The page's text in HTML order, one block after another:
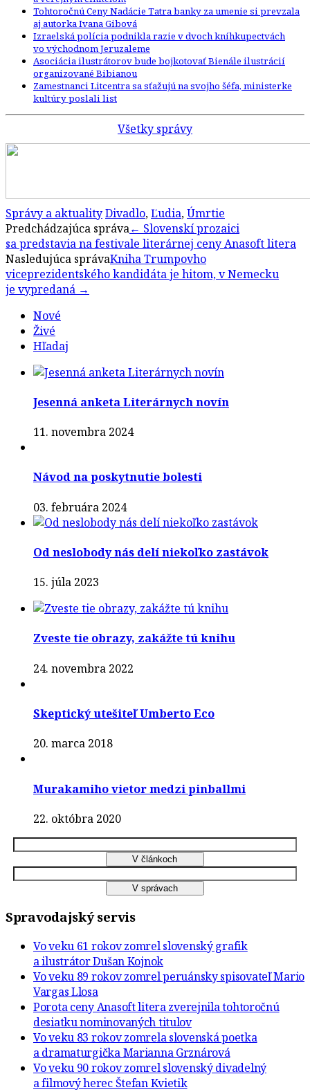
Tohtoročnú Ceny Nadácie Tatra banky za umenie si prevzala
aj autorka Ivana Gibová
Izraelská polícia podnikla razie v dvoch kníhkupectvách
vo východnom Jeruzaleme
Asociácia ilustrátorov bude bojkotovať Bienále ilustrácií
organizované Bibianou
Zamestnanci Litcentra sa sťažujú na svojho šéfa, ministerke
kultúry poslali list
Všetky správy
Správy a aktualityDivadlo,Ľudia,Úmrtie
Post
navigation
Predchádzajúca správa← Slovenskí prozaici
sa predstavia na festivale literárnej ceny Anasoft litera
Nasledujúca správaKniha Trumpovho
viceprezidentského kandidáta je hitom, v Nemecku
je vypredaná →
Nové
Živé
Hľadaj
Jesenná anketa Literárnych novín
11. novembra 2024
Návod na poskytnutie bolesti
03. februára 2024
Od neslobody nás delí niekoľko zastávok
15. júla 2023
Zveste tie obrazy, zakážte tú knihu
24. novembra 2022
Skeptický utešiteľ Umberto Eco
20. marca 2018
Murakamiho vietor medzi pinballmi
22. októbra 2020
Spravodajský servis
Vo veku 61 rokov zomrel slovenský grafik
a ilustrátor Dušan Kojnok
Vo veku 89 rokov zomrel peruánsky spisovateľ Mario
Vargas Llosa
Porota ceny Anasoft litera zverejnila tohtoročnú
desiatku nominovaných titulov
Vo veku 83 rokov zomrela slovenská poetka
a dramaturgička Marianna Grznárová
Vo veku 90 rokov zomrel slovenský divadelný
a filmový herec Štefan Kvietik